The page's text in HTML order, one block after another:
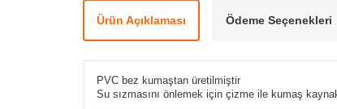
Ürün Açıklaması Ödeme Seçenekleri
PVC bez kumaştan üretilmiştir
Su sızmasını önlemek için çizme ile kumaş